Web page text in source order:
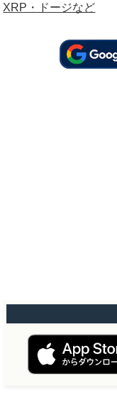
XRP・ドージなど